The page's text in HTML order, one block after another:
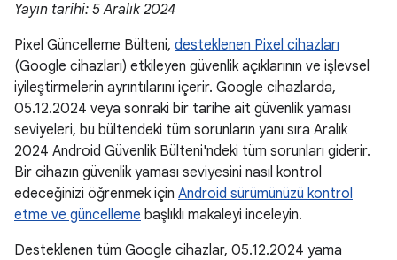
Yayın tarihi: 5 Aralık 2024
Pixel Güncelleme Bülteni, desteklenen Pixel cihazları
(Google cihazları) etkileyen güvenlik açıklarının ve işlevsel
iyileştirmelerin ayrıntılarını içerir. Google cihazlarda,
05.12.2024 veya sonraki bir tarihe ait güvenlik yaması
seviyeleri, bu bültendeki tüm sorunların yanı sıra Aralık
2024 Android Güvenlik Bülteni'ndeki tüm sorunları giderir.
Bir cihazın güvenlik yaması seviyesini nasıl kontrol
edeceğinizi öğrenmek için Android sürümünüzü kontrol
etme ve güncelleme başlıklı makaleyi inceleyin.
Desteklenen tüm Google cihazlar, 05.12.2024 yama